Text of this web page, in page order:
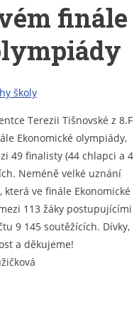
finále
školy
Terezii Tišnovské z 8.F
Ekonomické olympiády,
49 finalisty (44 chlapci a 4
Neméně velké uznání
která ve finále Ekonomické
113 žáky postupujícími
9 145 soutěžících. Dívky,
a děkujeme!